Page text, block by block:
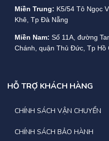
Miền Trung: K5/54 Tô Ngọc
Khê, Tp Đà Nẵng
Miền Nam: Số 11A, đường
Chánh, quận Thủ Đức, Tp Hồ
HỖ TRỢ KHÁCH HÀNG
CHÍNH SÁCH VẬN CHUYỂN
CHÍNH SÁCH BẢO HÀNH